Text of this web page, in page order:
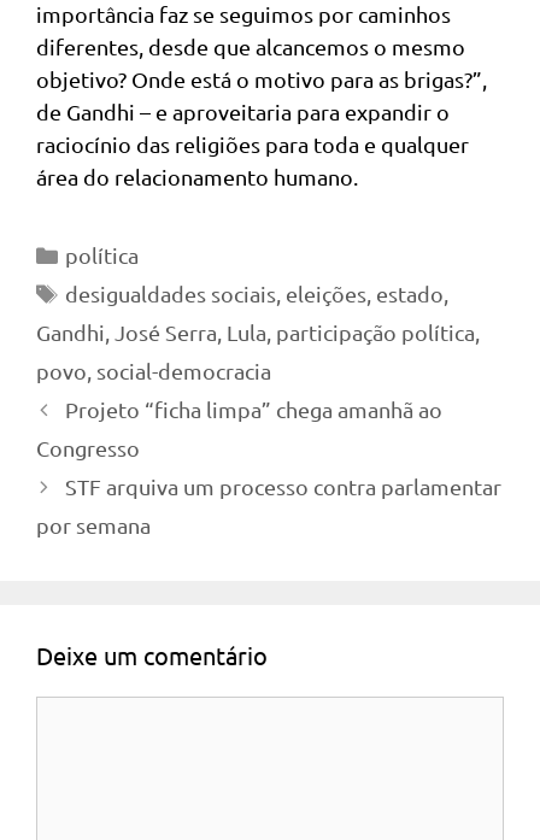
importância faz se seguimos por caminhos
diferentes, desde que alcancemos o mesmo
objetivo? Onde está o motivo para as brigas?”,
de Gandhi – e aproveitaria para expandir o
raciocínio das religiões para toda e qualquer
área do relacionamento humano.
Categorias
política
Tags
desigualdades sociais, eleições, estado
Gandhi
José Serra Lula participação política
povo social-democracia
Projeto “ficha limpa” chega amanhã ao
Congresso
STF arquiva um processo contra parlamentar
por semana
Deixe um comentário